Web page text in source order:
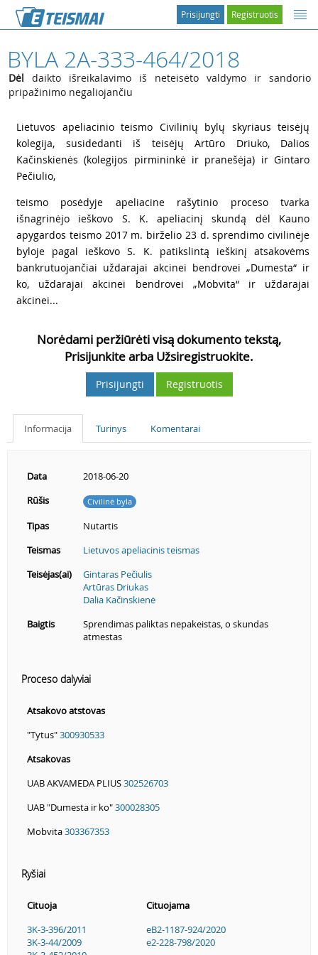
Registruotis
Prisijungti
BYLA 2A-333-464/2018
Dėl daikto išreikalavimo iš neteisėto valdymo ir sandorio
pripažinimo negaliojančiu
Lietuvos apeliacinio teismo Civilinių bylų skyriaus teisėjų
kolegija, susidedanti iš teisėjų Artūro Driuko, Dalios
Kačinskienės (kolegijos pirmininkė ir pranešėja) ir Gintaro
Pečiulio,
teismo posėdyje apeliacine rašytinio proceso tvarka
išnagrinėjo ieškovo S. K. apeliacinį skundą dėl Kauno
apygardos teismo 2017 m. birželio 23 d. sprendimo civilinėje
byloje pagal ieškovo S. K. patikslintą ieškinį atsakovėms
bankrutuojančiai uždarajai akcinei bendrovei „Dumesta“ ir
ko, uždarajai akcinei bendrovei „Mobvita“ ir uždarajai
akcinei...
Norėdami peržiūrėti visą dokumento tekstą,
Prisijunkite arba Užsiregistruokite.
Prisijungti Registruotis
Informacija Turinys Komentarai
Data
2018-06-20
Rūšis
Civilinė byla
Tipas
Nutartis
Teismas
Lietuvos apeliacinis teismas
Teisėjas(ai)
Gintaras Pečiulis
Artūras Driukas
Dalia Kačinskienė
Baigtis
Sprendimas paliktas nepakeistas, o skundas
atmestas
Proceso dalyviai
Atsakovo atstovas
"Tytus"300930533
Atsakovas
UAB AKVAMEDA PLIUS302526703
UAB "Dumesta ir ko"300028305
Mobvita303367353
Ryšiai
Cituoja
Cituojama
3K-3-396/2011
3K-3-44/2009
eB2-1187-924/2020
e2-228-798/2020